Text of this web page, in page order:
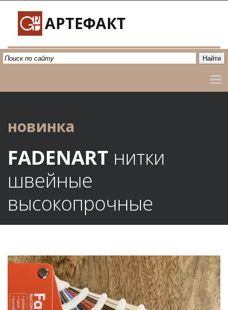
АРТЕФАКТ
новинка
FADENART нитки
швейные
высокопрочные